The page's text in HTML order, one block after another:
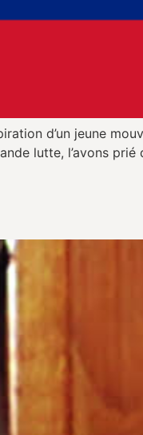
d’un jeune
lutte, l’avons prié